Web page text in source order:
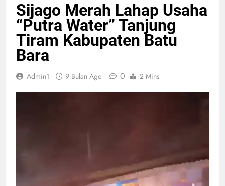
Sijago Merah Lahap Usaha
“Putra Water” Tanjung
Tiram Kabupaten Batu
Bara
Admin1 9 Bulan Ago 0 2 Mins